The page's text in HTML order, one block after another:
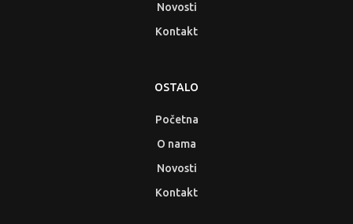
Novosti
Kontakt
OSTALO
Početna
O nama
Novosti
Kontakt